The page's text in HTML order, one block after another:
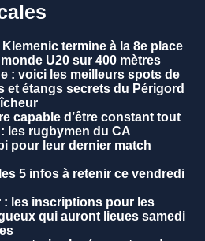
termine à la 8e place
U20 sur 400 mètres
: voici les meilleurs spots de
et étangs secrets du Périgord
capable d’être constant tout
les rugbymen du CA
pour leur dernier match
5 infos à retenir ce vendredi
: les inscriptions pour les
qui auront lieues samedi